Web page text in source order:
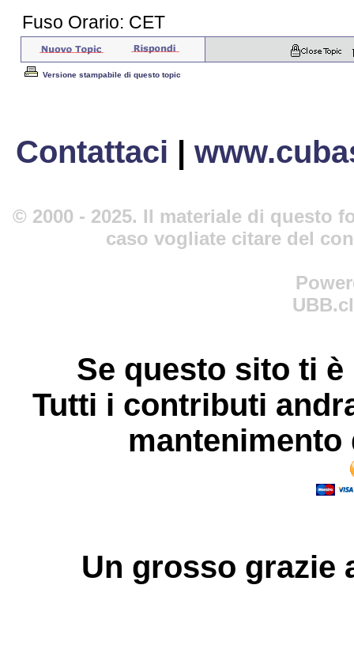
Fuso Orario: CET
Versione stampabile di questo topic
Contattaci |
© 2000 - 2025. Il materiale di questo
caso vogliate citare del
Se questo sito ti
Tutti i contributi
Un grosso grazie